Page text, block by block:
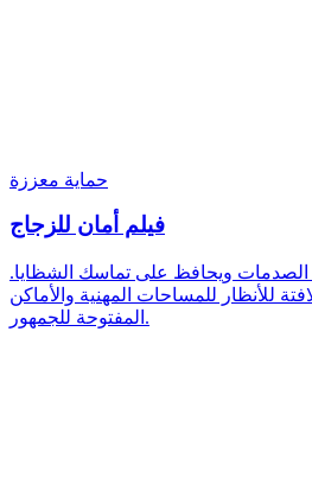
حماية معززة
فيلم أمان للزجاج
الصدمات ويحافظ على تماسك الشظايا.
للأنظار للمساحات المهنية والأماكن
المفتوحة للجمهور.